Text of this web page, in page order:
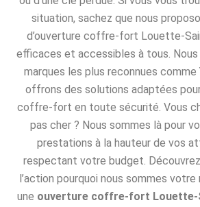
situation, sachez que nous
d’ouverture coffre-fort Louette-
efficaces et accessibles à tous. Nous
marques les plus reconnues comme
offrons des solutions adaptées
coffre-fort en toute sécurité. Vous
pas cher ? Nous sommes là pour
prestations à la hauteur de vos
respectant votre budget.
l’action pourquoi nous sommes
une ouverture coffre-fort Louette-